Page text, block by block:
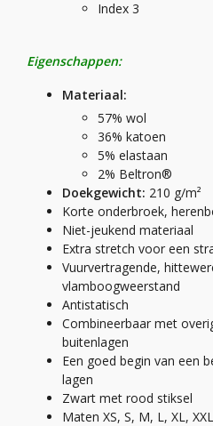
Index 3
Eigenschappen:
Materiaal:
57% wol
36% katoen
5% elastaan
2% Beltron®
Doekgewicht: 210 g/m²
Korte onderbroek,
Niet-jeukend materiaal
Extra stretch voor een
Vuurvertragende,
vlamboogweerstand
Antistatisch
Combineerbaar met
buitenlagen
Een goed begin van een
lagen
Zwart met rood stiksel
Maten XS, S, M, L, XL,